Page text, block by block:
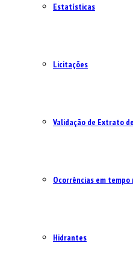
Estatísticas
Licitações
Validação de Extrato
Ocorrências em tempo
Hidrantes